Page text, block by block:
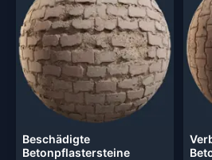
Beschädigte
Betonpflastersteine